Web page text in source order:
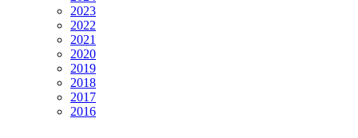
2023
2022
2021
2020
2019
2018
2017
2016